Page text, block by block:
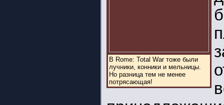
В Rome: Total War тоже были
лучники, конники и мельницы.
Но разница тем не менее
потрясающая!